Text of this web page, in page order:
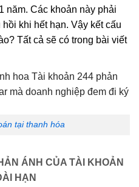
năm. Các khoản này phải
khi hết hạn. Vậy kết cấu
Tất cả sẽ có trong bài viết
tại thanh hóa
ÁNH CỦA TÀI KHOẢN
HẠN